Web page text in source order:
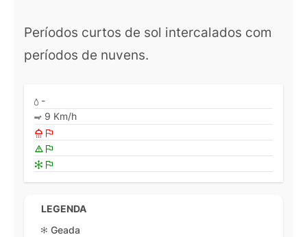
Períodos curtos de sol intercalados com
períodos de nuvens.
-
9 Km/h
LEGENDA
Geada